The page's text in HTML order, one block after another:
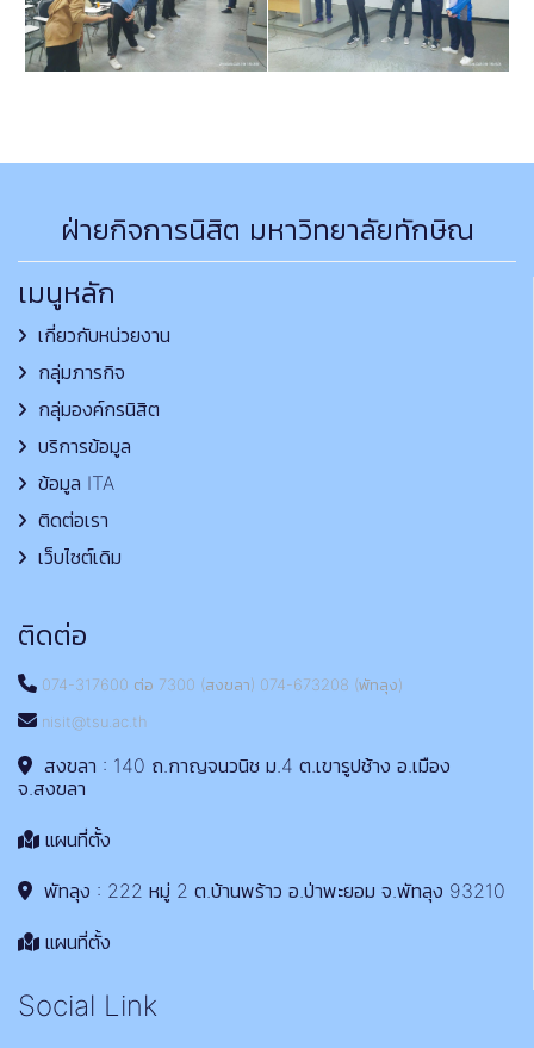
ฝ่ายกิจการนิสิต มหาวิทยาลัยทักษิณ
เมนูหลัก
เกี่ยวกับหน่วยงาน
กลุ่มภารกิจ
กลุ่มองค์กรนิสิต
บริการข้อมูล
ข้อมูล ITA
ติดต่อเรา
เว็บไซต์เดิม
ติดต่อ
074-317600 ต่อ 7300 (สงขลา) 074-673208 (พัทลุง)
nisit@tsu.ac.th
สงขลา : 140 ถ.กาญจนวนิช ม.4 ต.เขารูปช้าง อ.เมือง
จ.สงขลา
แผนที่ตั้ง
พัทลุง : 222 หมู่ 2 ต.บ้านพร้าว อ.ป่าพะยอม จ.พัทลุง 93210
แผนที่ตั้ง
Social Link